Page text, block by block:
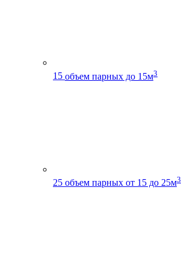
15 объем парных до 15м3
25 объем парных от 15 до 25м3